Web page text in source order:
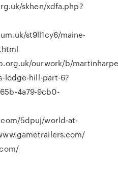
skhen/xdfa.php?
st9ll1cy6/maine-
ourwork/b/
lodge-hill-part-6?
4a79-9cb0-
5dpuj/world-at-